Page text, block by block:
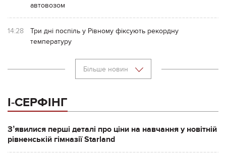
автовозом
14:28
Три дні поспіль у Рівному фіксують рекордну
температуру
Більше новин
І-СЕРФІНГ
Зʼявилися перші деталі про ціни на навчання у новітній
рівненській гімназії Starland